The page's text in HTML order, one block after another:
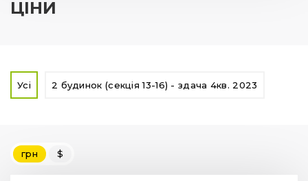
ЦІНИ
Усі 2 будинок (секція 13-16) - здача 4кв. 2023
грн $